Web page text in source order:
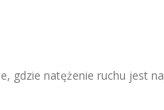
gdzie natężenie ruchu jest